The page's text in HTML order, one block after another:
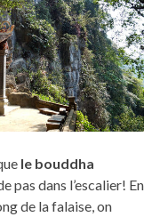
le bouddha
pas dans l’escalier! En
de la falaise, on